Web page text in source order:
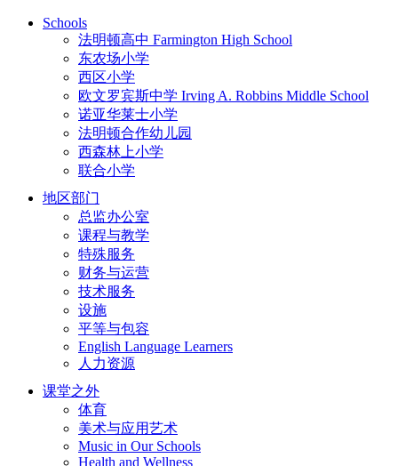
Schools
法明顿高中 Farmington High School
东农场小学
西区小学
欧文罗宾斯中学 Irving A. Robbins Middle School
诺亚华莱士小学
法明顿合作幼儿园
西森林上小学
联合小学
地区部门
总监办公室
课程与教学
特殊服务
财务与运营
技术服务
设施
平等与包容
English Language Learners
人力资源
课堂之外
体育
美术与应用艺术
Music in Our Schools
Health and Wellness